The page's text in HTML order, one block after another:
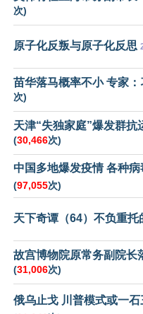
次)
原子化反叛与原子化反思
苗华落马概率不小 专家
次)
天津“失独家庭”爆发群抗
(30,466次)
中国多地爆发疫情 各种
(97,055次)
天下奇谭（64）不负重托
故宫博物院原常务副院长
(31,006次)
俄乌止戈 川普模式或一石